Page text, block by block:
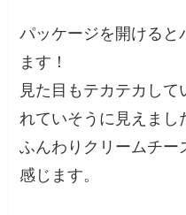
パッケージを開けると
ます！
見た目もテカテカし
れていそうに見えまし
ふんわりクリームチー
感じます。